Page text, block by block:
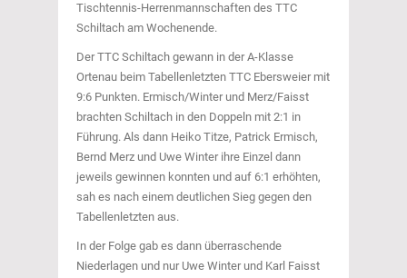
Tischtennis-Herrenmannschaften des TTC
Schiltach am Wochenende.
Der TTC Schiltach gewann in der A-Klasse
Ortenau beim Tabellenletzten TTC Ebersweier mit
9:6 Punkten. Ermisch/Winter und Merz/Faisst
brachten Schiltach in den Doppeln mit 2:1 in
Führung. Als dann Heiko Titze, Patrick Ermisch,
Bernd Merz und Uwe Winter ihre Einzel dann
jeweils gewinnen konnten und auf 6:1 erhöhten,
sah es nach einem deutlichen Sieg gegen den
Tabellenletzten aus.
In der Folge gab es dann überraschende
Niederlagen und nur Uwe Winter und Karl Faisst